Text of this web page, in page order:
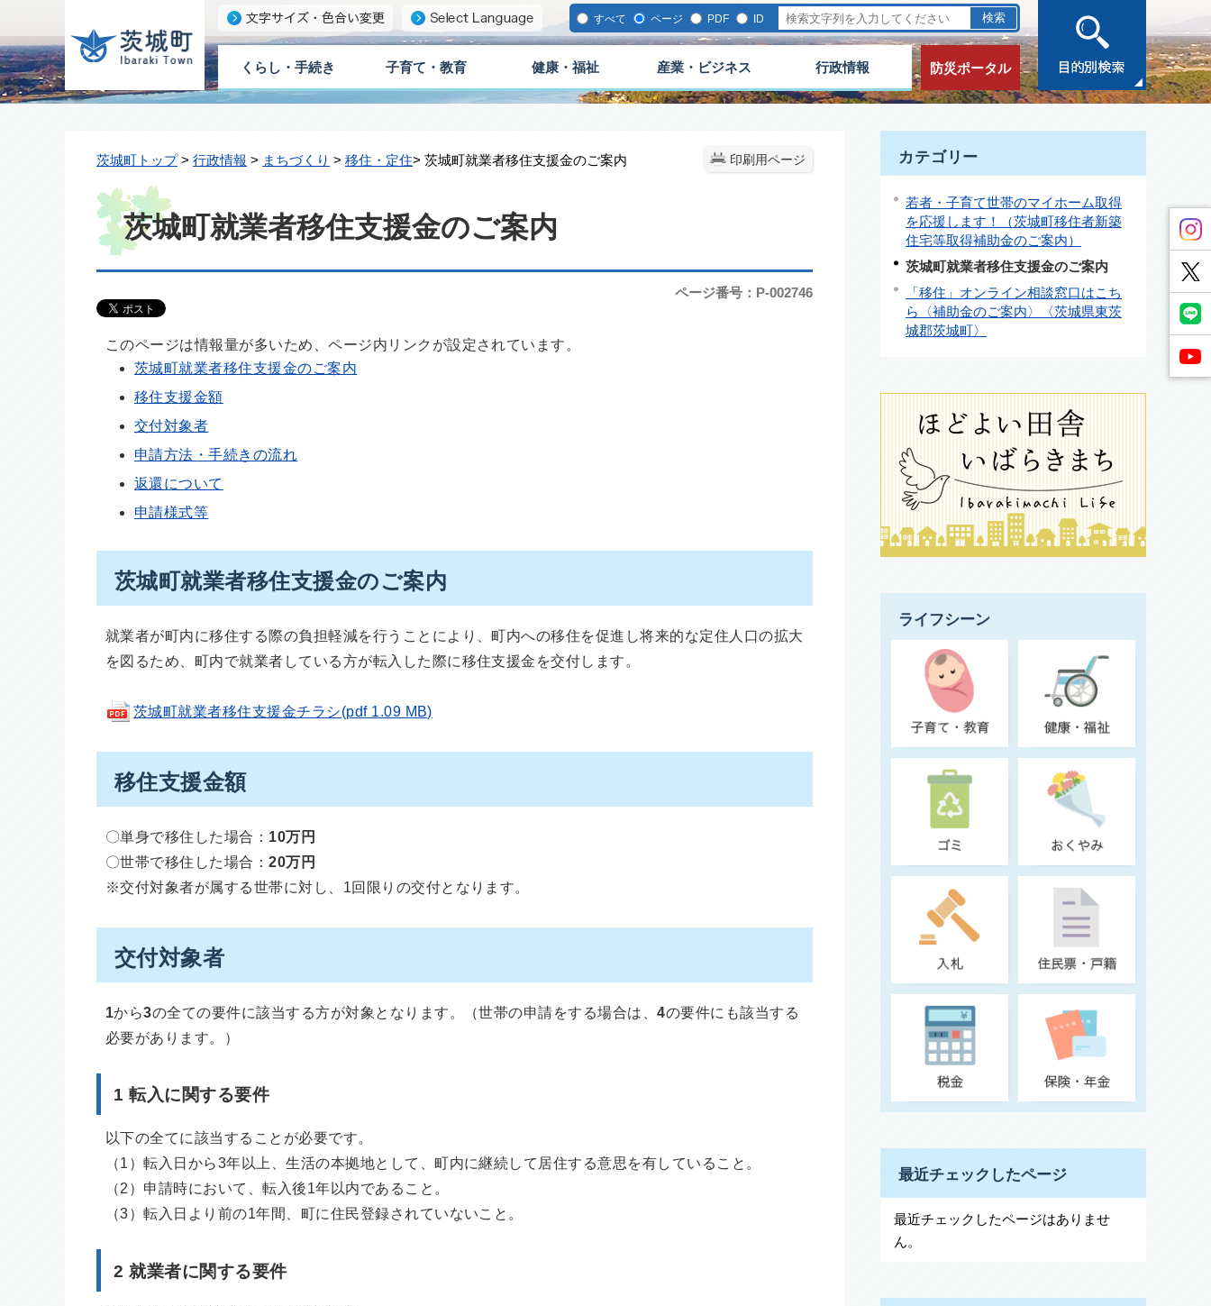
すべて ページ PDF ID
くらし・手続き 子育て・教育 健康・福祉 産業・ビジネス 行政情報 防災ポータル
印刷用ページ
茨城町トップ> 行政情報 > まちづくり > 移住・定住> 茨城町就業者移住支援金のご案内
茨城町就業者移住支援金のご案内
ページ番号：P-002746
このページは情報量が多いため、ページ内リンクが設定されています。
茨城町就業者移住支援金のご案内
移住支援金額
交付対象者
申請方法・手続きの流れ
返還について
申請様式等
茨城町就業者移住支援金のご案内
就業者が町内に移住する際の負担軽減を行うことにより、町内への移住を促進し将来的な定住人口の拡大
を図るため、町内で就業者している方が転入した際に移住支援金を交付します。
茨城町就業者移住支援金チラシ(pdf 1.09 MB)
移住支援金額
〇単身で移住した場合： 10万円
〇世帯で移住した場合：20万円
※交付対象者が属する世帯に対し、1回限りの交付となります。
交付対象者
1から3の全ての要件に該当する方が対象となります。（世帯の申請をする場合は、4の要件にも該当する
必要があります。）
1 転入に関する要件
以下の全てに該当することが必要です。
（1）転入日から3年以上、生活の本拠地として、町内に継続して居住する意思を有していること。
（2）申請時において、転入後1年以内であること。
（3）転入日より前の1年間、町に住民登録されていないこと。
2 就業者に関する要件
カテゴリー
若者・子育て世帯のマイホーム取得
を応援します！（茨城町移住者新築
住宅等取得補助金のご案内）
茨城町就業者移住支援金のご案内
「移住」オンライン相談窓口はこち
ら〈補助金のご案内〉〈茨城県東茨
城郡茨城町〉
ライフシーン
最近チェックしたページ
最近チェックしたページはありませ
ん。